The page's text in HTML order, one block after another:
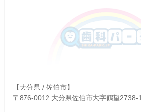
【大分県 / 佐伯市】
〒876-0012 大分県佐伯市大字鶴望2738-1